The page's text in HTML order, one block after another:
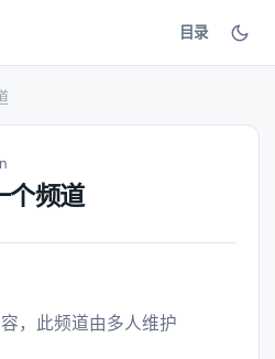
目录
个频道
，此频道由多人维护